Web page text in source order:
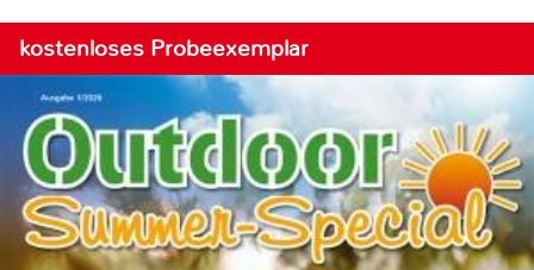
kostenloses Probeexemplar